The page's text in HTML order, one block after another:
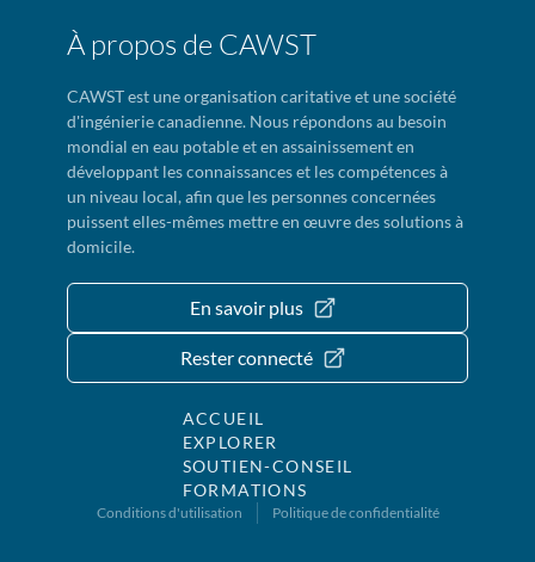
À propos de CAWST
CAWST est une organisation caritative et une société
d'ingénierie canadienne. Nous répondons au besoin
mondial en eau potable et en assainissement en
développant les connaissances et les compétences à
un niveau local, afin que les personnes concernées
puissent elles-mêmes mettre en œuvre des solutions à
domicile.
En savoir plus
Rester connecté
ACCUEIL
EXPLORER
SOUTIEN-CONSEIL
FORMATIONS
Conditions d'utilisation Politique de confidentialité